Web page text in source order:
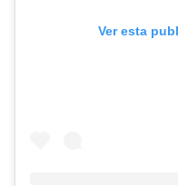
Ver esta